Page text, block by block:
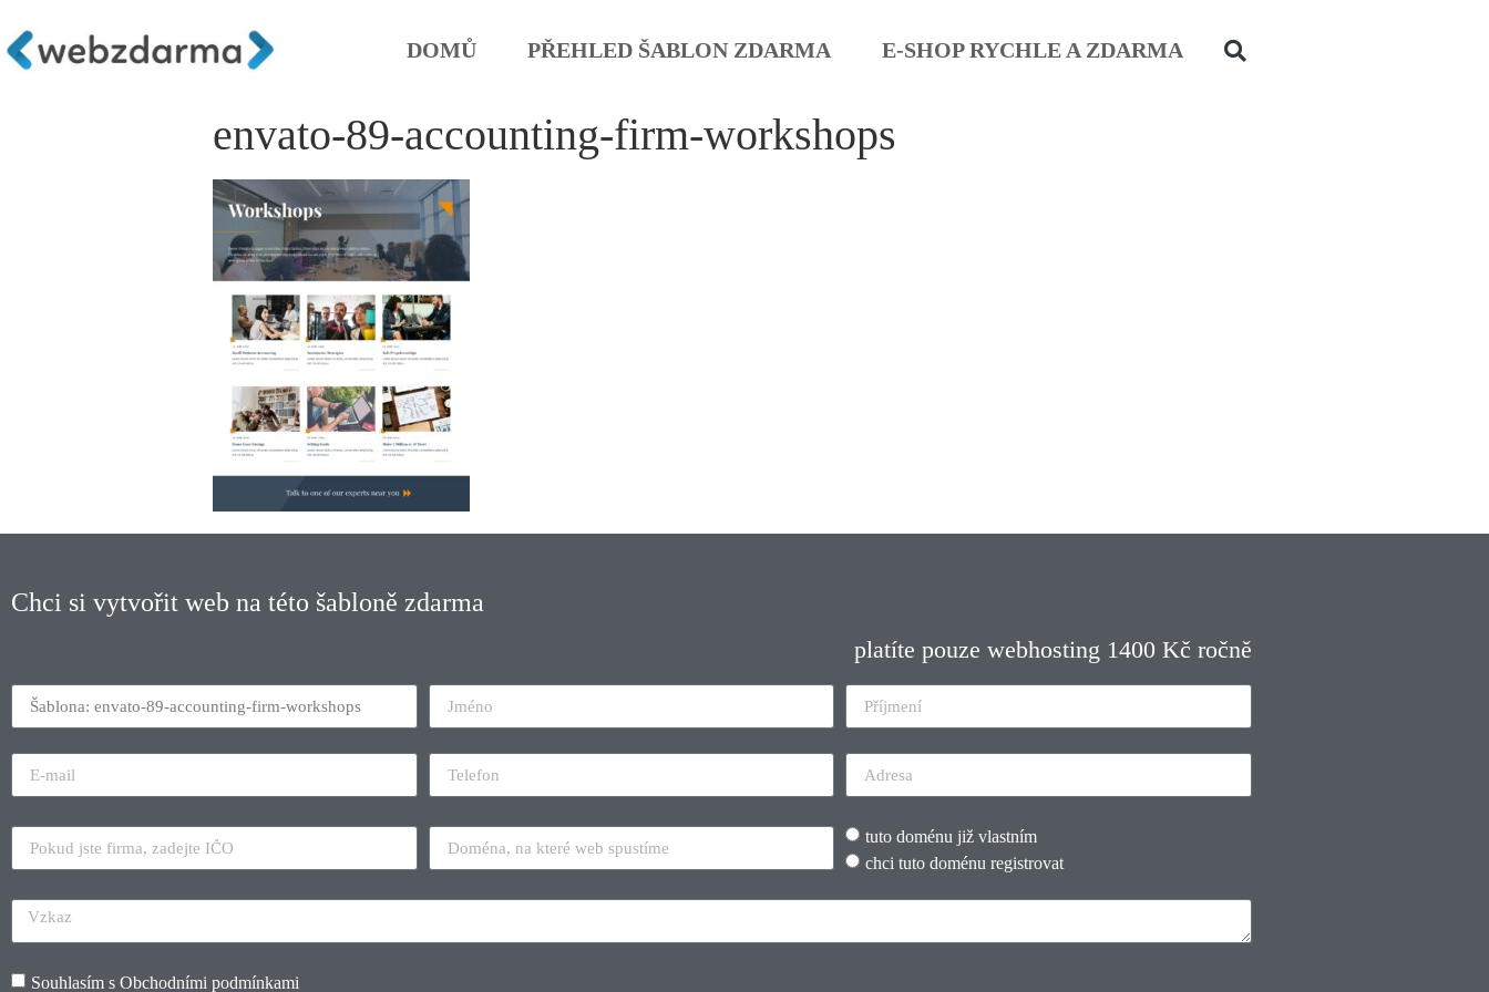
DOMŮ PŘEHLED ŠABLON ZDARMA E-SHOP RYCHLE A ZDARMA
envato-89-accounting-firm-workshops
Chci si vytvořit web na této šabloně zdarma
platíte pouze webhosting 1400 Kč ročně
tuto doménu již vlastním
chci tuto doménu registrovat
Souhlasím s Obchodními podmínkami